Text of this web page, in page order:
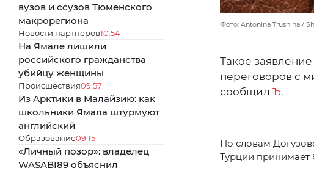
вузов и ссузов Тюменского
макрорегиона
Новости партнёров10:54
На Ямале лишили
российского гражданства
убийцу женщины
Происшествия09:57
Из Арктики в Малайзию: как
школьники Ямала штурмуют
английский
Образование09:15
«Личный позор»: владелец
WASABI89 объяснил
Фото: Antonina Trushina /
Такое
переговоров с
сообщил Ъ.
По словам
Турции принимает